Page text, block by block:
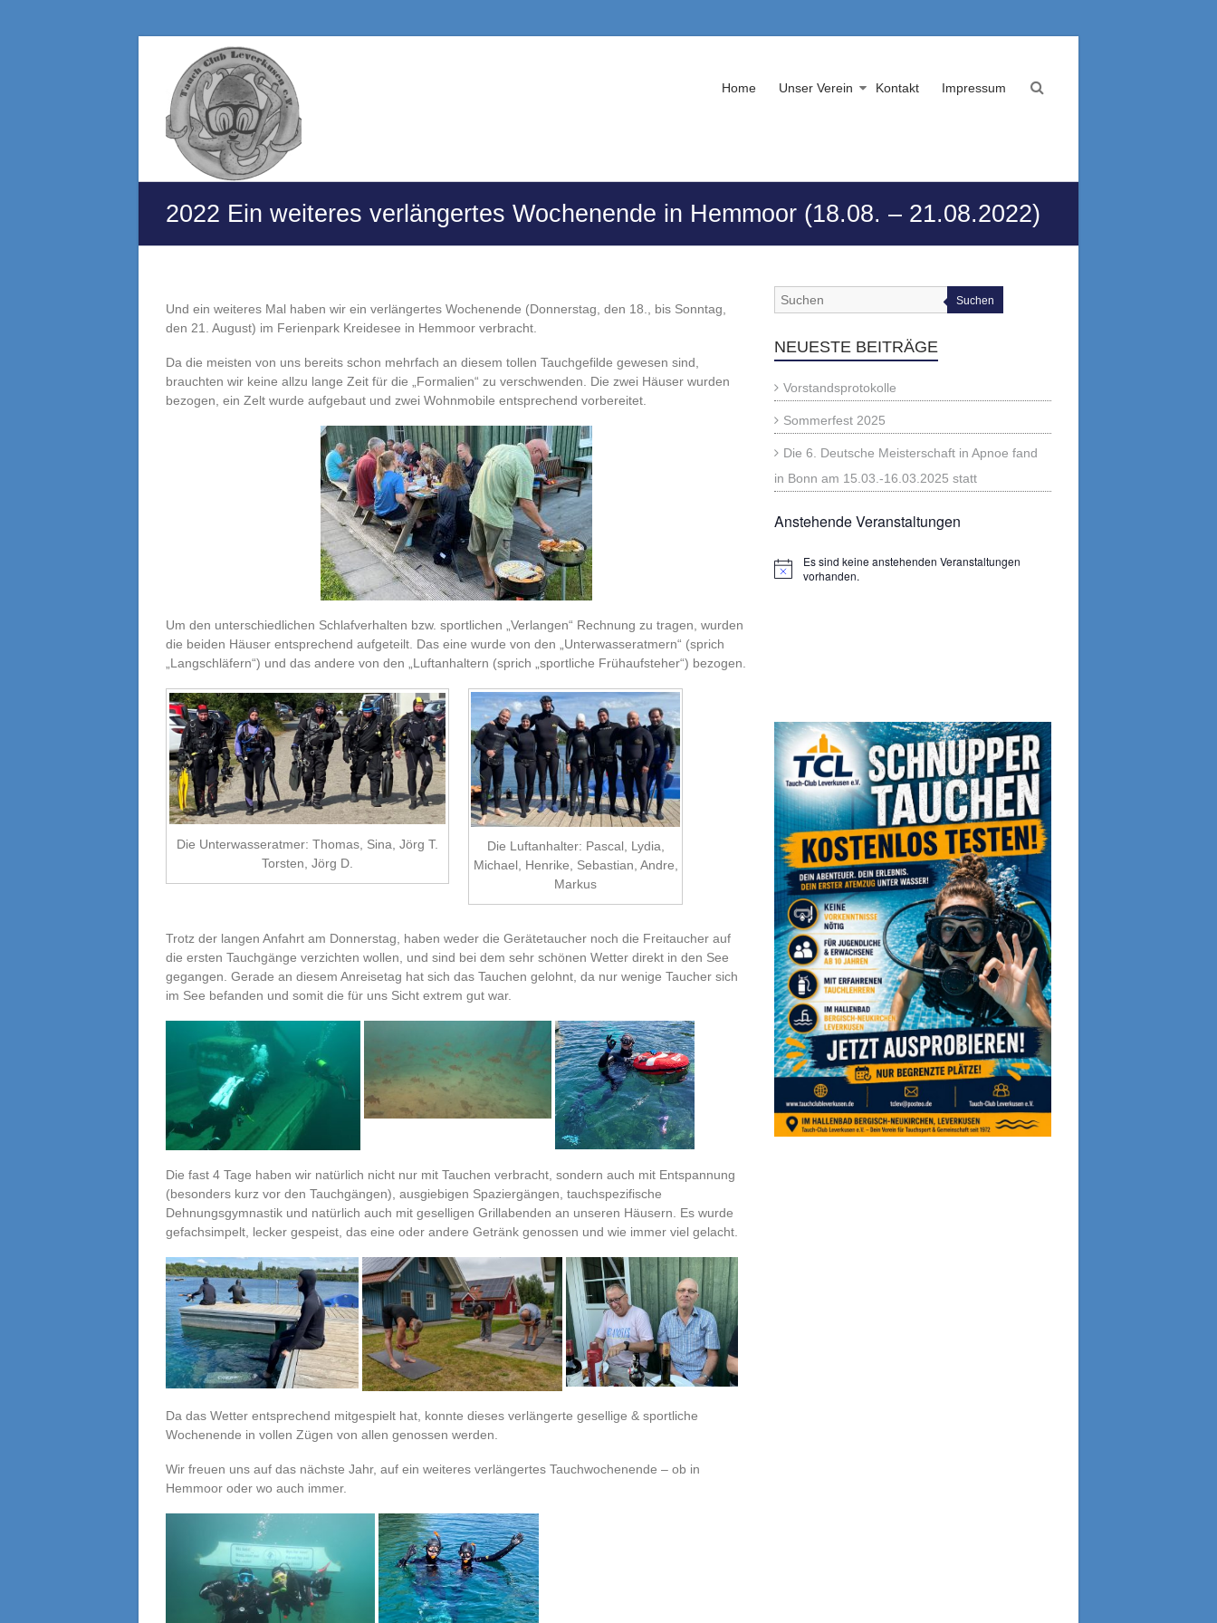
springenTauchclub
Leverkusen
e.V.
Eine
andere
WordPress-
Site.
Home Unser Verein Kontakt Impressum
2022 Ein weiteres verlängertes Wochenende in Hemmoor (18.08. – 21.08.2022)
Und ein weiteres Mal haben wir ein verlängertes Wochenende (Donnerstag, den 18., bis Sonntag,
den 21. August) im Ferienpark Kreidesee in Hemmoor verbracht.
Da die meisten von uns bereits schon mehrfach an diesem tollen Tauchgefilde gewesen sind,
brauchten wir keine allzu lange Zeit für die „Formalien“ zu verschwenden. Die zwei Häuser wurden
bezogen, ein Zelt wurde aufgebaut und zwei Wohnmobile entsprechend vorbereitet.
Um den unterschiedlichen Schlafverhalten bzw. sportlichen „Verlangen“ Rechnung zu tragen, wurden
die beiden Häuser entsprechend aufgeteilt. Das eine wurde von den „Unterwasseratmern“ (sprich
„Langschläfern“) und das andere von den „Luftanhaltern (sprich „sportliche Frühaufsteher“) bezogen.
Die Unterwasseratmer: Thomas, Sina, Jörg T.
Torsten, Jörg D.
Die Luftanhalter: Pascal, Lydia,
Michael, Henrike, Sebastian, Andre,
Markus
Trotz der langen Anfahrt am Donnerstag, haben weder die Gerätetaucher noch die Freitaucher auf
die ersten Tauchgänge verzichten wollen, und sind bei dem sehr schönen Wetter direkt in den See
gegangen. Gerade an diesem Anreisetag hat sich das Tauchen gelohnt, da nur wenige Taucher sich
im See befanden und somit die für uns Sicht extrem gut war.
Die fast 4 Tage haben wir natürlich nicht nur mit Tauchen verbracht, sondern auch mit Entspannung
(besonders kurz vor den Tauchgängen), ausgiebigen Spaziergängen, tauchspezifische
Dehnungsgymnastik und natürlich auch mit geselligen Grillabenden an unseren Häusern. Es wurde
gefachsimpelt, lecker gespeist, das eine oder andere Getränk genossen und wie immer viel gelacht.
Da das Wetter entsprechend mitgespielt hat, konnte dieses verlängerte gesellige & sportliche
Wochenende in vollen Zügen von allen genossen werden.
Wir freuen uns auf das nächste Jahr, auf ein weiteres verlängertes Tauchwochenende – ob in
Hemmoor oder wo auch immer.
Suchen
NEUESTE BEITRÄGE
Vorstandsprotokolle
Sommerfest 2025
Die 6. Deutsche Meisterschaft in Apnoe fand
in Bonn am 15.03.-16.03.2025 statt
Anstehende Veranstaltungen
Hinweis
Es sind keine anstehenden Veranstaltungen
vorhanden.